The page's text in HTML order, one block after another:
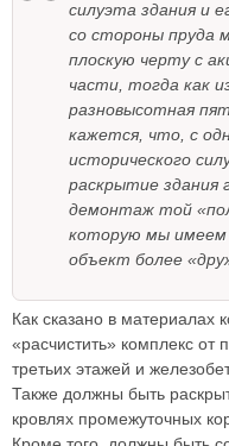
силуэта здания и
со стороны пруда
плоскую черту с
части, тогда как
разновысотная
кажется, что, с
исторического
раскрытие здания
демонтаж той
которую мы имеем
объект более
Как сказано в материалах
«расчистить» комплекс от
третьих этажей и
Также должны быть
кровлях промежуточных